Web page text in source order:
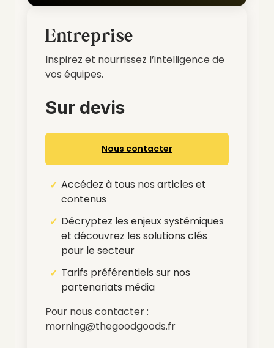
Entreprise
Inspirez et nourrissez l’intelligence de
vos équipes.
Sur devis
Nous contacter
Accédez à tous nos articles et
contenus
Décryptez les enjeux systémiques
et découvrez les solutions clés
pour le secteur
Tarifs préférentiels sur nos
partenariats média
Pour nous contacter :
morning@thegoodgoods.fr